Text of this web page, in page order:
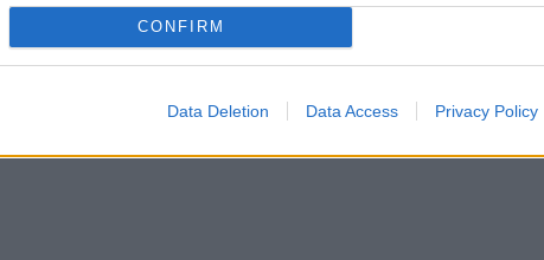
CONFIRM
Data Deletion Data Access Privacy Policy